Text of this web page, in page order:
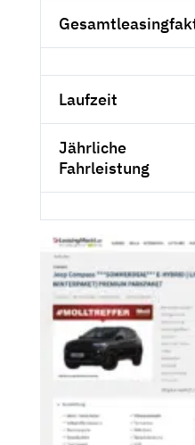
Laufzeit
Jährliche
Fahrleistung